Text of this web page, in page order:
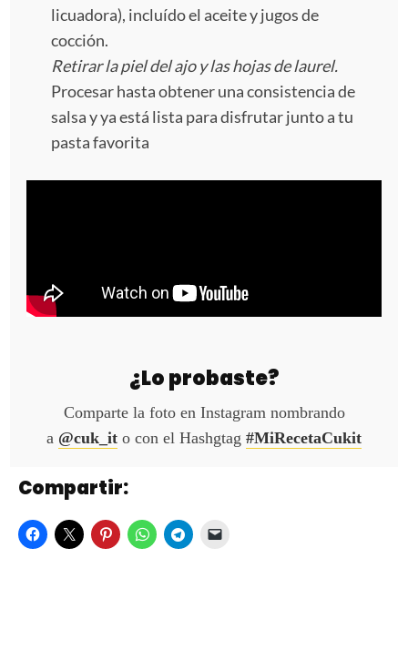
licuadora), incluído el aceite y jugos de
cocción.
Retirar la piel del ajo y las hojas de laurel.
Procesar hasta obtener una consistencia de
salsa y ya está lista para disfrutar junto a tu
pasta favorita
¿Lo probaste?
Comparte la foto en Instagram nombrando
a @cuk_it o con el Hashgtag #MiRecetaCukit
Compartir: